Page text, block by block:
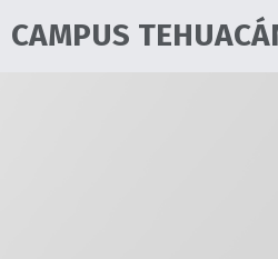
CAMPUS